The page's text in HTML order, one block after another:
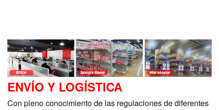
ENVÍO Y LOGÍSTICA
Con pleno conocimiento de las regulaciones de diferentes